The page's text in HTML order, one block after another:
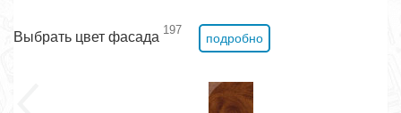
Выбрать цвет фасада 197
подробно